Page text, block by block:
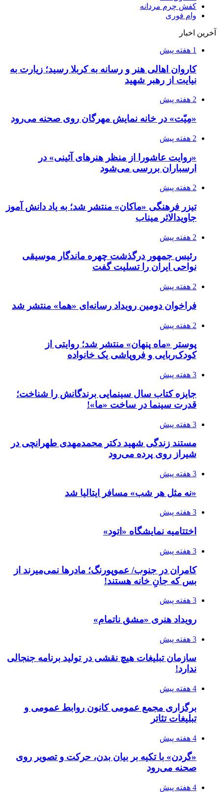
کفش چرم مردانه
وام فوری
آخرین اخبار
1 هفته پیش
کاروان اهالی هنر و رسانه به کربلا رسید؛ زیارت به
نیایت از رهبر شهید
2 هفته پیش
«مِیّت» در خانه نمایش مهرگان روی صحنه می‌رود
2 هفته پیش
«روایت عاشورا از منظر هنرهای آئینی» در
ارسباران بررسی می‌شود
2 هفته پیش
تیزر فرهنگی «ماکان» منتشر شد؛ به یاد دانش آموز
جاویدالاثر میناب
2 هفته پیش
رئیس جمهور درگذشت چهره ماندگار موسیقی
نواحی ایران را تسلیت گفت
2 هفته پیش
فراخوان دومین رویداد رسانه‌ای «هما» منتشر شد
2 هفته پیش
پوستر «ماه پنهان» منتشر شد؛ روایتی از
کودک‌ربایی و فروپاشی یک خانواده
3 هفته پیش
جایزه کتاب سال سینمایی برندگانش را شناخت؛
قدرت سینما در ساخت «ما»!
3 هفته پیش
مستند زندگی شهید دکتر محمدمهدی طهرانچی در
شیراز روی پرده می‌رود
3 هفته پیش
«نه مثل هر شب» مسافر ایتالیا شد
3 هفته پیش
اختتامیه نمایشگاه «اتود»
3 هفته پیش
کامران در جنوب/ عموپورنگ؛ مادرها نمی‌میرند از
بس که جانِ خانه هستند!
3 هفته پیش
رویداد هنری «مشق ناتمام»
3 هفته پیش
سازمان تبلیغات هیچ نقشی در تولید برنامه جنجالی
ندارد!
4 هفته پیش
برگزاری مجمع عمومی کانون روابط عمومی و
تبلیغات تئاتر
4 هفته پیش
«گردن» با تکیه بر بیان بدن، حرکت و تصویر روی
صحنه می‌رود
4 هفته پیش